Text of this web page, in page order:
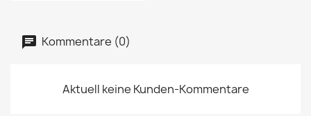
Kommentare (0)
Aktuell keine Kunden-Kommentare